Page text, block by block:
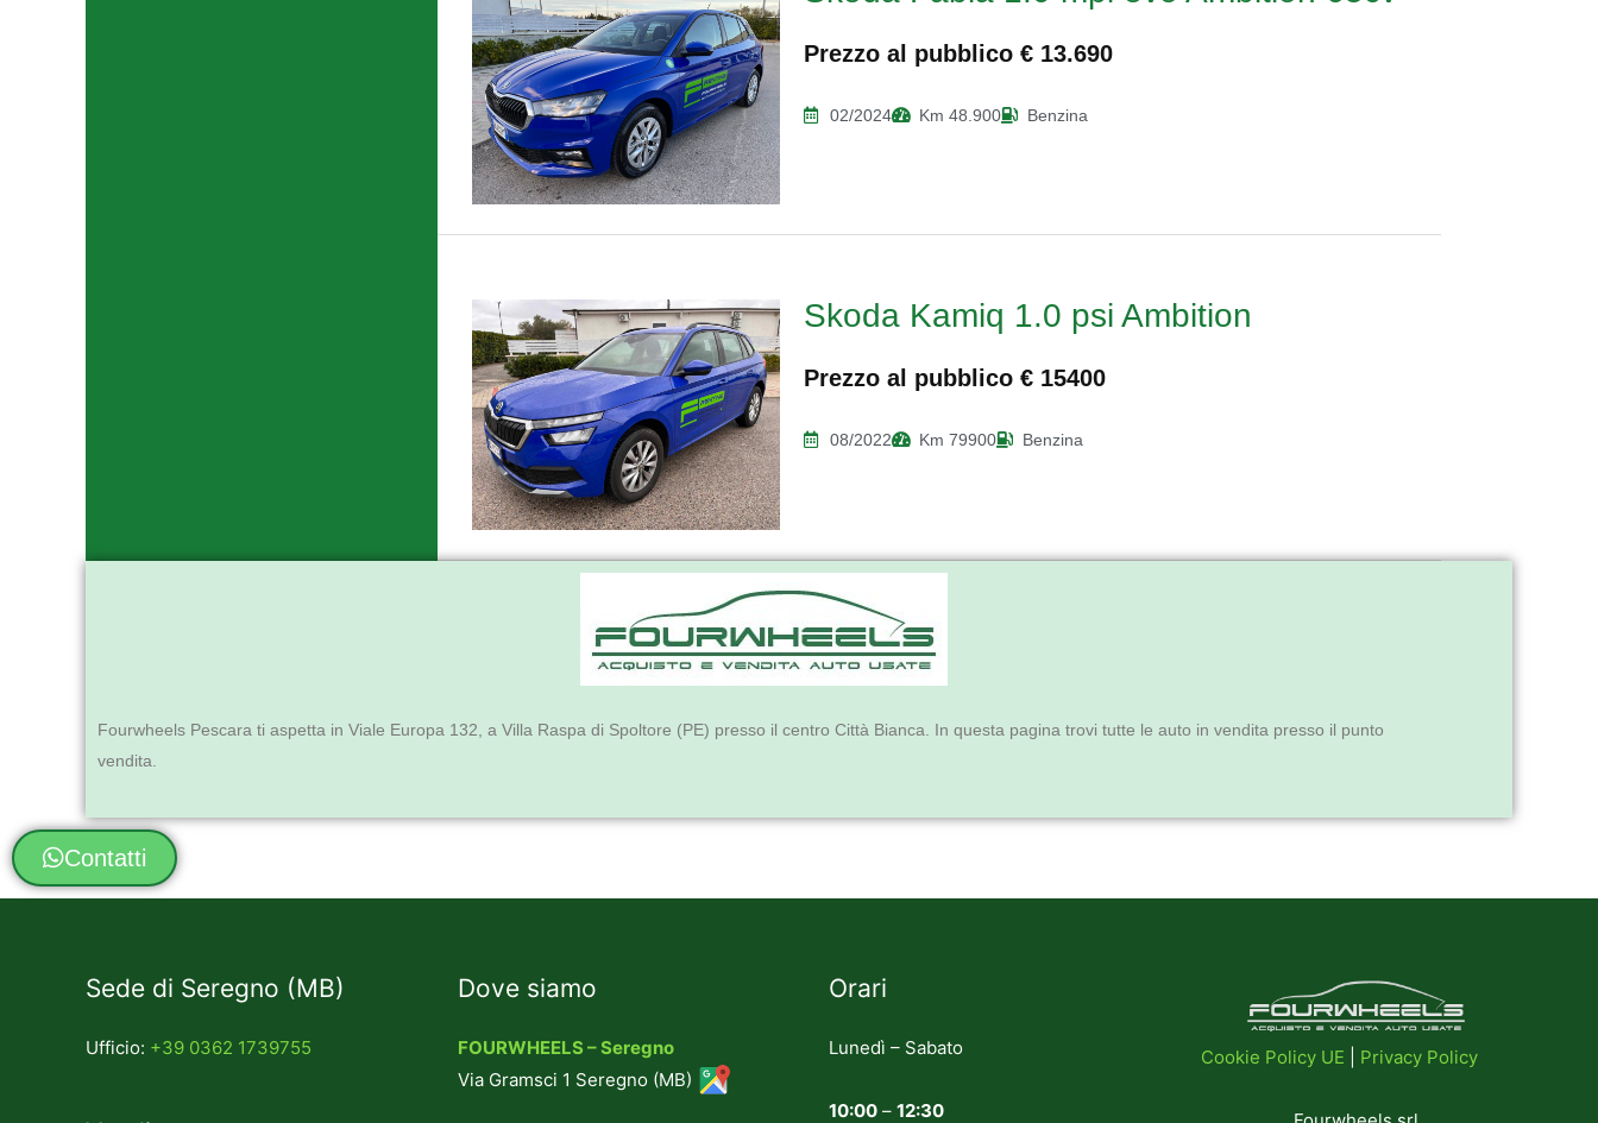
Prezzo al pubblico € 13.690
02/2024 Km 48.900 Benzina
Skoda Kamiq 1.0 psi Ambition
Prezzo al pubblico € 15400
08/2022 Km 79900 Benzina
Fourwheels Pescara ti aspetta in Viale Europa 132, a Villa Raspa di Spoltore (PE) presso il centro Città Bianca. In questa pagina trovi tutte le auto in vendita presso il punto
vendita.
Contatti
Sede di Seregno (MB)
Ufficio: +39 0362 1739755
Dove siamo
FOURWHEELS – Seregno
Via Gramsci 1 Seregno (MB)
Orari
Lunedì – Sabato
10:00 – 12:30
Cookie Policy UE Privacy Policy